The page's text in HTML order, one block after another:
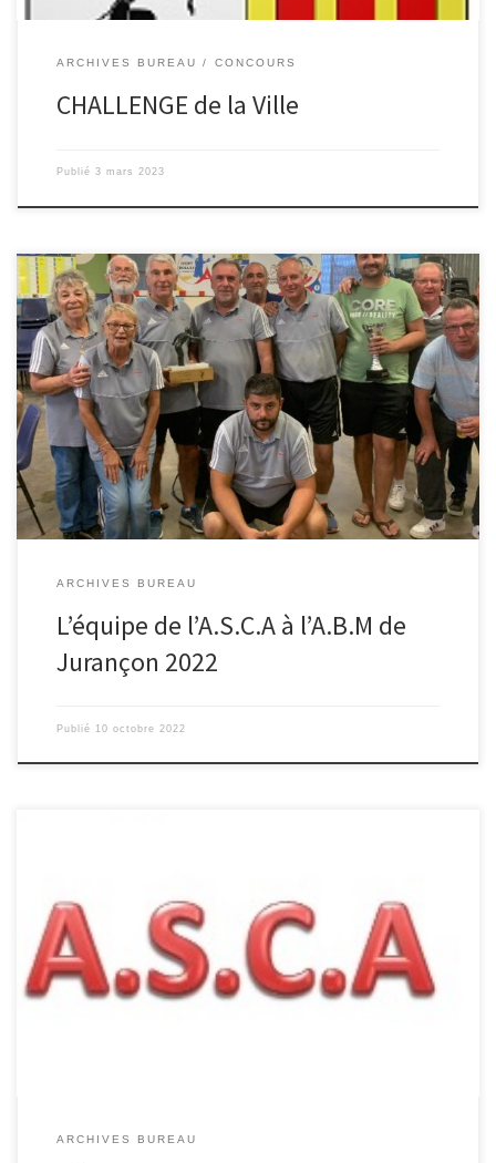
ARCHIVES BUREAU CONCOURS
CHALLENGE de la Ville
Publié 3 mars 2023
Nous étions 3 équipes de l’A.S.C.A à Pau très bien reçus par le club
de l’A.B.M de Jurançon qui organisait le challenge Alain Gueler.
Nous avons perdu en demi finale contre eux!
ARCHIVES BUREAU
L’équipe de l’A.S.C.A à l’A.B.M de
Jurançon 2022
Publié 10 octobre 2022
Bonjour, les photos du concours A.S.C.A Sport boules: Vainqueur
Albuquerque (lannemezan) et finaliste Calatayud (Biarritz). Photo
concours complémentaire Photo 1 vainqueurs équipe Zurflhu
(Tarbes) et finalistes équipe Joblot (Pau) concours principal.
ARCHIVES BUREAU